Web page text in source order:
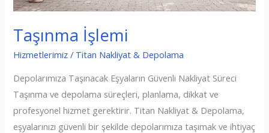
Taşınma İşlemi
Hizmetlerimiz / Titan Nakliyat & Depolama
Depolarımıza Taşınacak Eşyaların Güvenli Nakliyat Süreci
Taşınma ve depolama süreçleri, planlama, dikkat ve
profesyonel hizmet gerektirir. Titan Nakliyat & Depolama,
eşyalarınızı güvenli bir şekilde depolarımıza taşımak ve ihtiyaç